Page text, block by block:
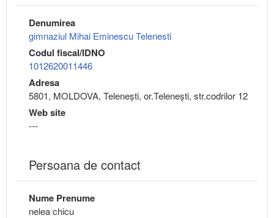
Denumirea
gimnaziul Mihai Eminescu Telenesti
Codul fiscal/IDNO
1012620011446
Adresa
5801, MOLDOVA, Teleneşti, or.Teleneşti, str.codrilor 12
Web site
---
Persoana de contact
Nume Prenume
nelea chicu